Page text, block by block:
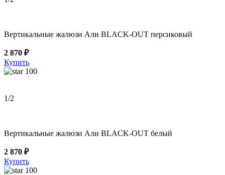
Вертикальные жалюзи Али BLACK-OUT персиковый
2 870 ₽
Купить
100
1/2
Вертикальные жалюзи Али BLACK-OUT белый
2 870 ₽
Купить
100